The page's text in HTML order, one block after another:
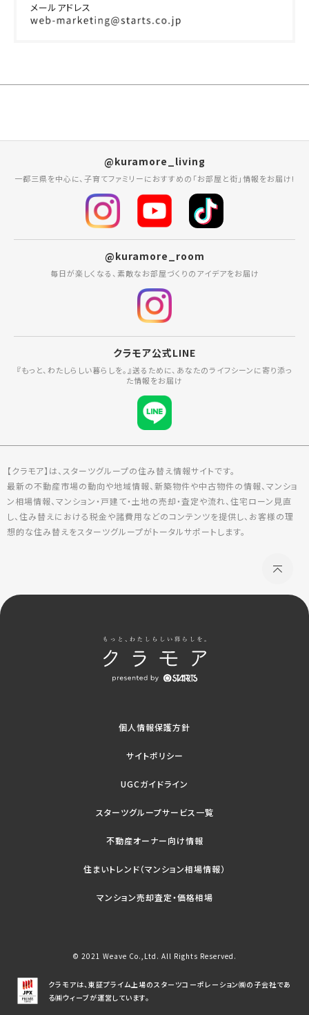
メールアドレス
@kuramore_living
一都三県を中心に、子育てファミリーにおすすめの「お部屋と街」情報をお届け!
@kuramore_room
毎日が楽しくなる、素敵なお部屋づくりのアイデアをお届け
クラモア公式LINE
『もっと、わたしらしい暮らしを。』送るために、あなたのライフシーンに寄り添っ
た情報をお届け
【クラモア】は、スターツグループの住み替え情報サイトです。
最新の不動産市場の動向や地域情報、新築物件や中古物件の情報、マンショ
ン相場情報、マンション・戸建て・土地の売却・査定や流れ、住宅ローン見直
し、住み替えにおける税金や諸費用などのコンテンツを提供し、お客様の理
想的な住み替えをスターツグループがトータルサポートします。
個人情報保護方針
サイトポリシー
UGCガイドライン
スターツグループサービス一覧
不動産オーナー向け情報
住まいトレンド（マンション相場情報）
マンション売却査定・価格相場
© 2021 Weave Co.,Ltd. All Rights Reserved.
クラモアは、東証プライム上場のスターツコーポレーション㈱の子会社であ
る㈱ウィーブが運営しています。